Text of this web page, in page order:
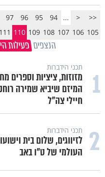
<<
<
...
94
95
96
97
105
106
107
108
109
110
111
הנצפים פעילות
1 תכני הידברות
מזוזות, ציציות וספרים
המיזם שיביא שמירה
חיילי צה"ל
2 תכני הידברות
לזיווגים, שלום בית
העולמי של ט"ו באב